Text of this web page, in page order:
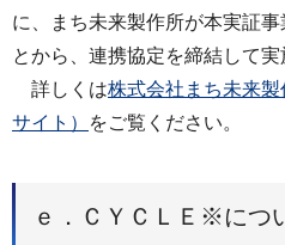
に、まち未来製作所が本実証
とから、連携協定を締結して実
詳しくは株式会社まち未来
サイト）
をご覧ください。
ｅ．ＣＹＣＬＥ※につ